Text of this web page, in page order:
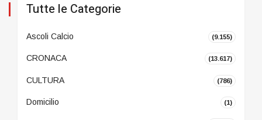
Tutte le Categorie
Ascoli Calcio (9.155)
CRONACA (13.617)
CULTURA (786)
Domicilio (1)